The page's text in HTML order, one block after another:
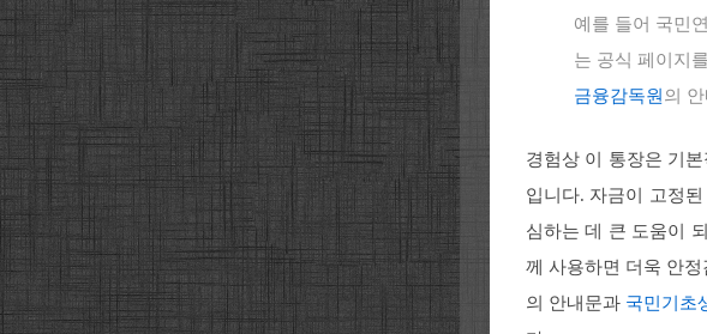
예를 들어 국민
는 공식 페이지
금융감독원의
경험상 이 통장은 기
입니다. 자금이 고정
심하는 데 큰 도움이
께 사용하면 더욱 안
의 안내문과 국민기초